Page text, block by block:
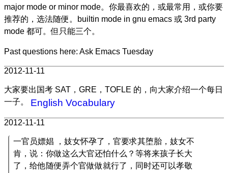
major mode or minor mode。你最喜欢的，或最常用，或你要
推荐的，选法随便。builtin mode in gnu emacs 或 3rd party
mode 都可。但只能三个。
Past questions here: Ask Emacs Tuesday
2012-11-11
大家要出国考 SAT，GRE，TOFLE 的，向大家介绍一个每日
一子。 English Vocabulary
2012-11-11
一官员嫖娼 ，妓女怀孕了，官要求其堕胎，妓女不
肯，说：你做这么大官还怕什么？等将来孩子长大
了，给他随便弄个官做做就行了，同时还可以孝敬